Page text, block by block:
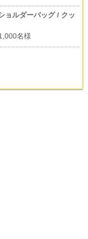
ョルダーバッグ / クッ
名様